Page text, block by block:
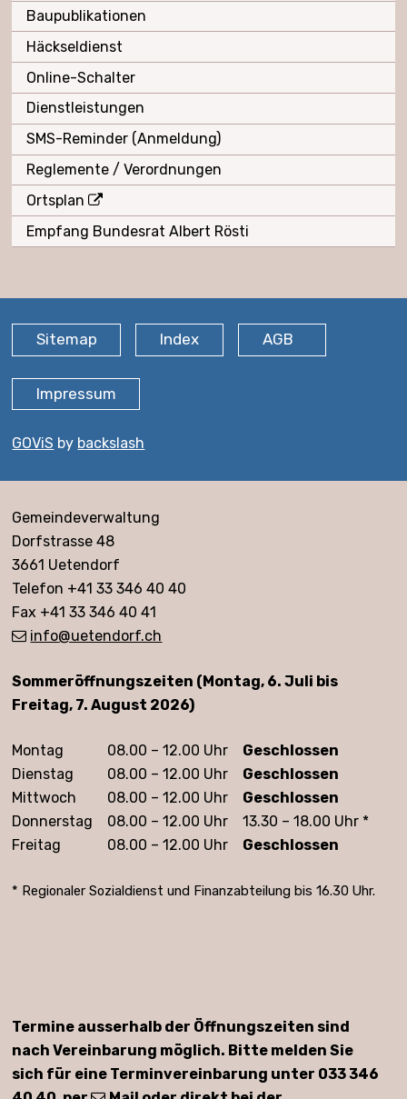
Baupublikationen
Häckseldienst
Online-Schalter
Dienstleistungen
SMS-Reminder (Anmeldung)
Reglemente / Verordnungen
Ortsplan
Empfang Bundesrat Albert Rösti
FOOTER
Sitemap Index AGB
Impressum
GOViS by backslash
Adresse
Gemeindeverwaltung
Dorfstrasse 48
3661 Uetendorf
Telefon +41 33 346 40 40
Fax +41 33 346 40 41
info@uetendorf.ch
Öffnungszeiten
Sommeröffnungszeiten (Montag, 6. Juli bis
Freitag, 7. August 2026)
Montag 08.00 – 12.00 Uhr
Geschlossen
Dienstag
08.00 – 12.00 Uhr
Geschlossen
Mittwoch
08.00 – 12.00 Uhr
Geschlossen
Donnerstag
08.00 – 12.00 Uhr
13.30 – 18.00 Uhr *
Freitag
08.00 – 12.00 Uhr Geschlossen
* Regionaler Sozialdienst und Finanzabteilung bis 16.30 Uhr.
Termine ausserhalb der Öffnungszeiten sind
nach Vereinbarung möglich. Bitte melden Sie
sich für eine Terminvereinbarung unter 033 346